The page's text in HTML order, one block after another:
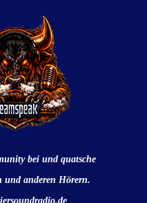
bei und quatsche
und anderen Hörern.